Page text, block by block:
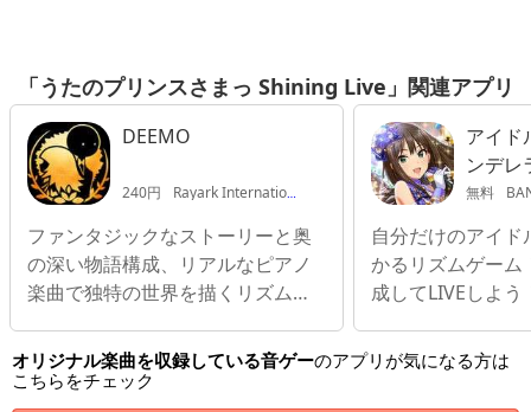
「うたのプリンスさまっ Shining Live」関連アプリ
DEEMO
240円 Rayark International Limited
ファンタジックなストーリーと奥
の深い物語構成、リアルなピアノ
楽曲で独特の世界を描くリズムゲ
アイド
ンデレ
ターラ
無料
自分だけのアイ
かるリズムゲーム
成してLIVEしよう
オリジナル楽曲を収録している音ゲーのアプリが気になる方は
こちらをチェック